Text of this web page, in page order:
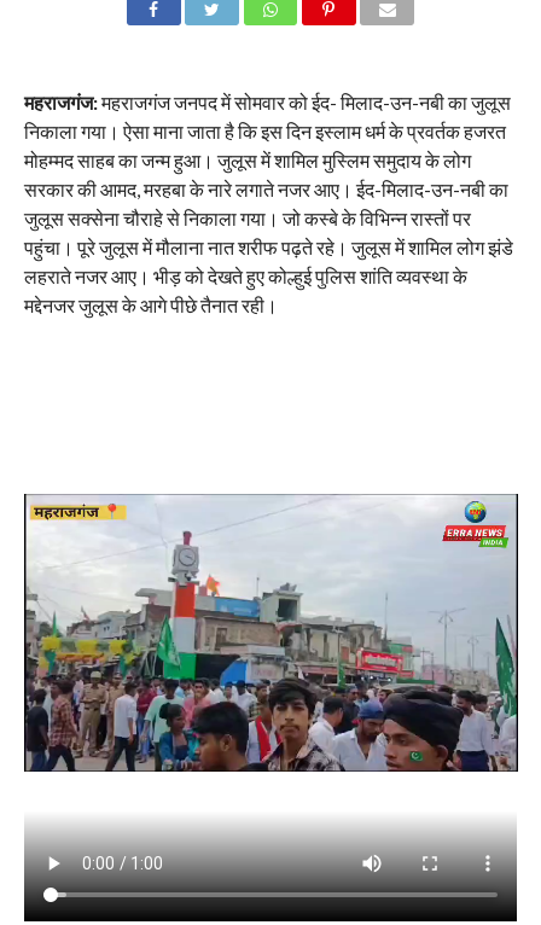
महराजगंज:महराजगंज जनपद में सोमवार को ईद- मिलाद-उन-नबी का जुलूस
निकाला गया। ऐसा माना जाता है कि इस दिन इस्लाम धर्म के प्रवर्तक हजरत
मोहम्मद साहब का जन्म हुआ। जुलूस में शामिल मुस्लिम समुदाय के लोग
सरकार की आमद, मरहबा के नारे लगाते नजर आए। ईद-मिलाद-उन-नबी का
जुलूस सक्सेना चौराहे से निकाला गया। जो कस्बे के विभिन्न रास्तों पर
पहुंचा। पूरे जुलूस में मौलाना नात शरीफ पढ़ते रहे। जुलूस में शामिल लोग झंडे
लहराते नजर आए। भीड़ को देखते हुए कोल्हुई पुलिस शांति व्यवस्था के
मद्देनजर जुलूस के आगे पीछे तैनात रही।